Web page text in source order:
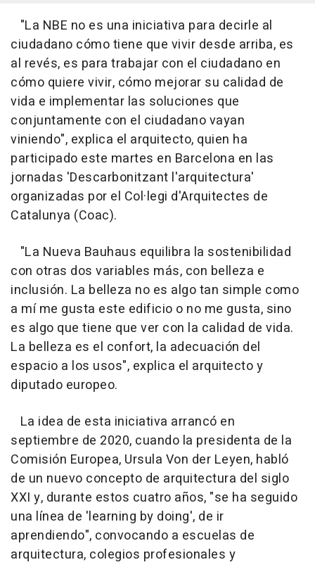
"La NBE no es una iniciativa para decirle al
ciudadano cómo tiene que vivir desde arriba, es
al revés, es para trabajar con el ciudadano en
cómo quiere vivir, cómo mejorar su calidad de
vida e implementar las soluciones que
conjuntamente con el ciudadano vayan
viniendo", explica el arquitecto, quien ha
participado este martes en Barcelona en las
jornadas 'Descarbonitzant l'arquitectura'
organizadas por el Col·legi d'Arquitectes de
Catalunya (Coac).
"La Nueva Bauhaus equilibra la sostenibilidad
con otras dos variables más, con belleza e
inclusión. La belleza no es algo tan simple como
a mí me gusta este edificio o no me gusta, sino
es algo que tiene que ver con la calidad de vida.
La belleza es el confort, la adecuación del
espacio a los usos", explica el arquitecto y
diputado europeo.
La idea de esta iniciativa arrancó en
septiembre de 2020, cuando la presidenta de la
Comisión Europea, Ursula Von der Leyen, habló
de un nuevo concepto de arquitectura del siglo
XXI y, durante estos cuatro años, "se ha seguido
una línea de 'learning by doing', de ir
aprendiendo", convocando a escuelas de
arquitectura, colegios profesionales y